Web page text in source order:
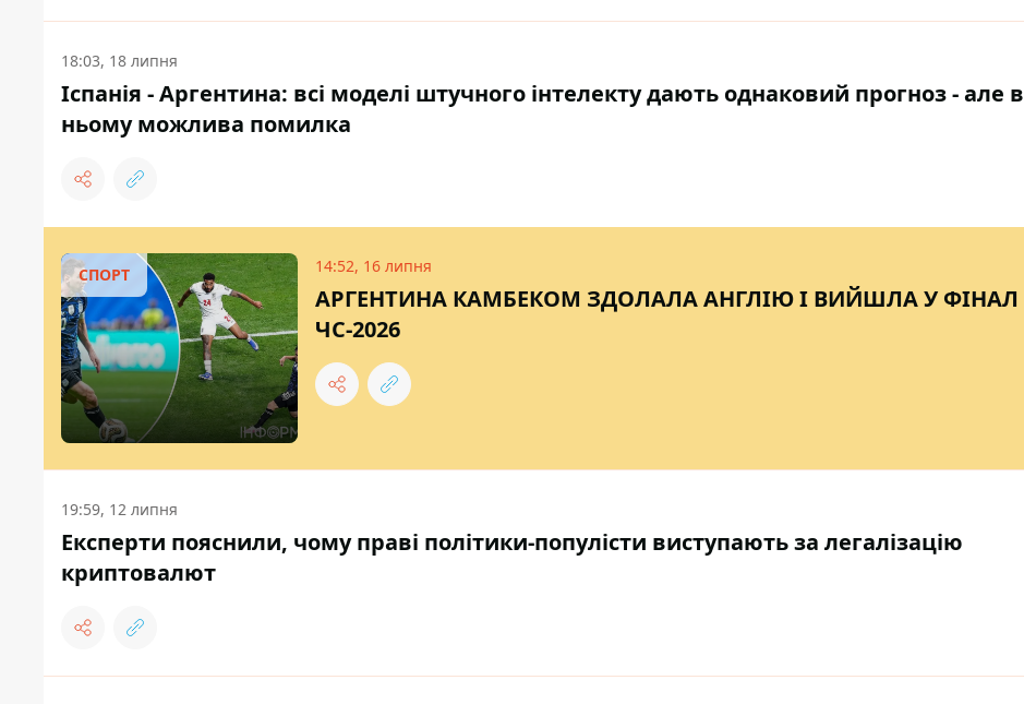
18:03, 18 липня
Іспанія - Аргентина: всі моделі штучного інтелекту дають однаковий прогноз - але в
ньому можлива помилка
СПОРТ 14:52, 16 липня
АРГЕНТИНА КАМБЕКОМ ЗДОЛАЛА АНГЛІЮ І ВИЙШЛА У ФІНАЛ
ЧС-2026
19:59, 12 липня
Експерти пояснили, чому праві політики-популісти виступають за легалізацію
криптовалют